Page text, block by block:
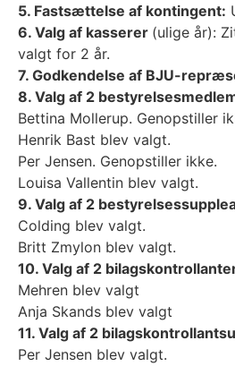
5. Fastsættelse af kontingent:
6. Valg af kasserer (ulige år):
valgt for 2 år.
7. Godkendelse af BJU-
8. Valg af 2
Bettina Mollerup. Genopstiller
Henrik Bast blev valgt.
Per Jensen. Genopstiller ikke.
Louisa Vallentin blev valgt.
9. Valg af 2
Colding blev valgt.
Britt Zmylon blev valgt.
10. Valg af 2
Mehren blev valgt
Anja Skands blev valgt
11. Valg af 2
Per Jensen blev valgt.